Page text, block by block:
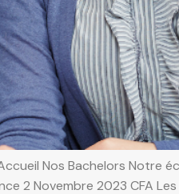
Nos Bachelors Notre
2 Novembre 2023 CFA